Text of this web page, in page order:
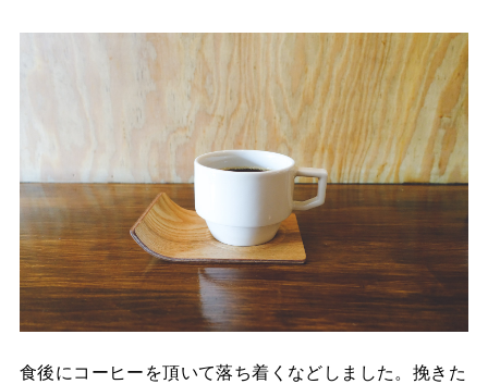
食後にコーヒーを頂いて落ち着くなどしました。挽きた